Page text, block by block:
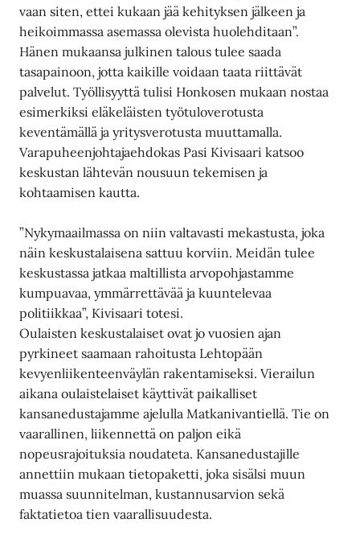
vaan siten, ettei kukaan jää kehityksen jälkeen ja
heikoimmassa asemassa olevista huolehditaan”.
Hänen mukaansa julkinen talous tulee saada
tasapainoon, jotta kaikille voidaan taata riittävät
palvelut. Työllisyyttä tulisi Honkosen mukaan nostaa
esimerkiksi eläkeläisten työtuloverotusta
keventämällä ja yritysverotusta muuttamalla.
Varapuheenjohtajaehdokas Pasi Kivisaari katsoo
keskustan lähtevän nousuun tekemisen ja
kohtaamisen kautta.
”Nykymaailmassa on niin valtavasti mekastusta, joka
näin keskustalaisena sattuu korviin. Meidän tulee
keskustassa jatkaa maltillista arvopohjastamme
kumpuavaa, ymmärrettävää ja kuuntelevaa
politiikkaa”, Kivisaari totesi.
Oulaisten keskustalaiset ovat jo vuosien ajan
pyrkineet saamaan rahoitusta Lehtopään
kevyenliikenteenväylän rakentamiseksi. Vierailun
aikana oulaistelaiset käyttivät paikalliset
kansanedustajamme ajelulla Matkanivantiellä. Tie on
vaarallinen, liikennettä on paljon eikä
nopeusrajoituksia noudateta. Kansanedustajille
annettiin mukaan tietopaketti, joka sisälsi muun
muassa suunnitelman, kustannusarvion sekä
faktatietoa tien vaarallisuudesta.